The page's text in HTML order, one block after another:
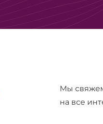
Мы
на все